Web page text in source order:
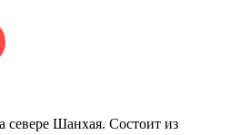
севере Шанхая. Состоит из